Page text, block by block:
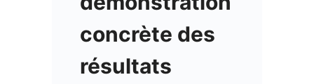
concrète des
résultats